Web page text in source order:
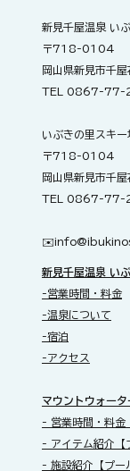
新見千屋温泉 い
〒718-0104
岡山県新見市千
TEL 0867-77-
いぶきの里スキー
〒718-0104
岡山県新見市千
TEL 0867-77-
✉️​
新見千屋温泉 い
-営業時間・料金
-温泉について
-宿泊
-アクセス
マウントウォータ
- 営業時間・料金
- アイテム紹介【
- 施設紹介【プー